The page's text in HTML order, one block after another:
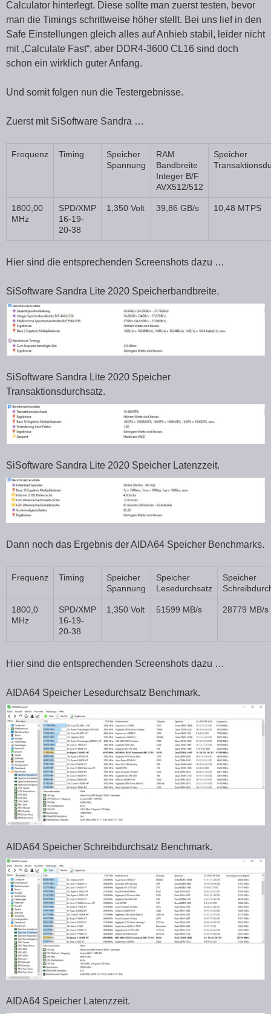
Calculator hinterlegt. Diese sollte man zuerst testen, bevor
man die Timings schrittweise höher stellt. Bei uns lief in den
Safe Einstellungen gleich alles auf Anhieb stabil, leider nicht
mit „Calculate Fast“, aber DDR4-3600 CL16 sind doch
schon ein wirklich guter Anfang.
Und somit folgen nun die Testergebnisse.
Zuerst mit SiSoftware Sandra …
Frequenz Timing
Speicher
Spannung
RAM
Bandbreite
Integer B/F
AVX512/512
Speicher
1800,00
MHz
SPD/XMP
16-19-
20-38
1,350 Volt 39,86 GB/s 10,48 MTPS
Hier sind die entsprechenden Screenshots dazu …
SiSoftware Sandra Lite 2020 Speicherbandbreite.
SiSoftware Sandra Lite 2020 Speicher
Transaktionsdurchsatz.
SiSoftware Sandra Lite 2020 Speicher Latenzzeit.
Dann noch das Ergebnis der AIDA64 Speicher Benchmarks.
Frequenz Timing
Speicher
Spannung
Speicher
Lesedurchsatz
Speicher
1800,0
MHz
SPD/XMP
16-19-
20-38
1,350 Volt 51599 MB/s 28779 MB/s
Hier sind die entsprechenden Screenshots dazu …
AIDA64 Speicher Lesedurchsatz Benchmark.
AIDA64 Speicher Schreibdurchsatz Benchmark.
AIDA64 Speicher Latenzzeit.